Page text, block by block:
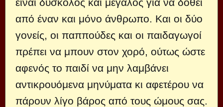
από έναν και μόνο άνθρωπο. Και οι δύο
γονείς, οι παππούδες και οι παιδαγωγοί
πρέπει να μπουν στον χορό, ούτως ώστε
αφενός το παιδί να μην λαμβάνει
αντικρουόμενα μηνύματα κι αφετέρου να
πάρουν λίγο βάρος από τους ώμους σας.